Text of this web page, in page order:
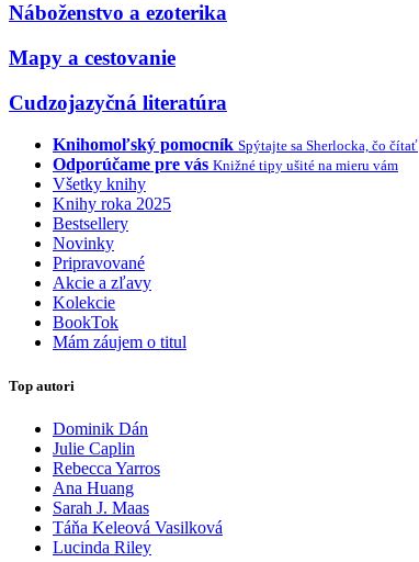
Náboženstvo a ezoterika
Mapy a cestovanie
Cudzojazyčná literatúra
Knihomoľský pomocník Spýtajte sa Sherlocka, čo čítať
Odporúčame pre vás Knižné tipy ušité na mieru vám
Všetky knihy
Knihy roka 2025
Bestsellery
Novinky
Pripravované
Akcie a zľavy
Kolekcie
BookTok
Mám záujem o titul
Top autori
Dominik Dán
Julie Caplin
Rebecca Yarros
Ana Huang
Sarah J. Maas
Táňa Keleová Vasilková
Lucinda Riley